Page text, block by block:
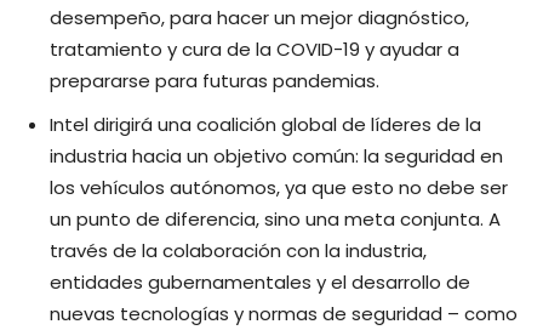
desempeño, para hacer un mejor diagnóstico,
tratamiento y cura de la COVID-19 y ayudar a
prepararse para futuras pandemias.
Intel dirigirá una coalición global de líderes de la
industria hacia un objetivo común: la seguridad en
los vehículos autónomos, ya que esto no debe ser
un punto de diferencia, sino una meta conjunta. A
través de la colaboración con la industria,
entidades gubernamentales y el desarrollo de
nuevas tecnologías y normas de seguridad – como